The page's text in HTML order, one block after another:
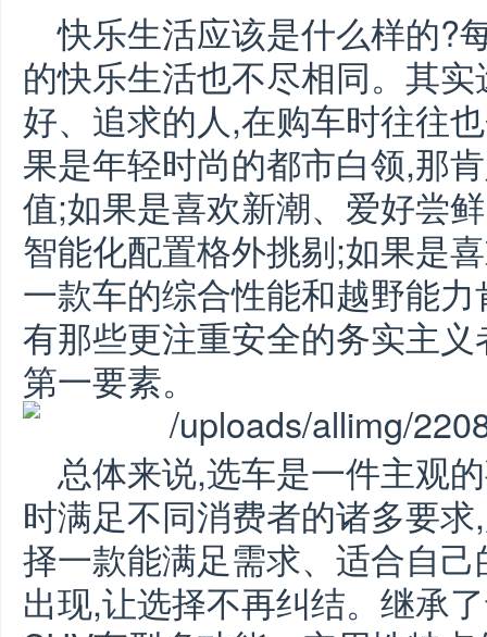
快乐生活应该是什么样的?
的快乐生活也不尽相同。其
好、追求的人,在购车时往往
果是年轻时尚的都市白领,那
值;如果是喜欢新潮、爱好尝
智能化配置格外挑剔;如果是
一款车的综合性能和越野能
有那些更注重安全的务实主
第一要素。
总体来说,选车是一件主观
时满足不同消费者的诸多要
择一款能满足需求、适合自
出现,让选择不再纠结。继承